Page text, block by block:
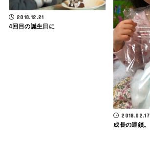
2018.12.21
4回目の誕生日に
2018.02.17
成長の連鎖。